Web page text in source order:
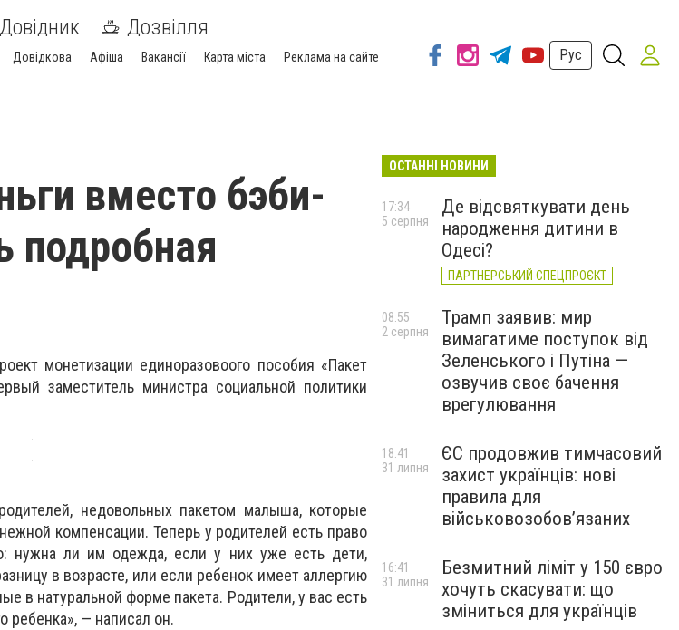
Довідник Дозвілля
Довідкова Афіша Вакансії Карта міста
Реклама на сайте
Рус
вместо бэби-
подробная
монетизации единоразовоого пособия «Пакет
заместитель министра социальной политики
недовольных пакетом малыша, которые
компенсации. Теперь у родителей есть право
нужна ли им одежда, если у них уже есть дети,
в возрасте, или если ребенок имеет аллергию
в натуральной форме пакета. Родители, у вас есть
ребенка», — написал он.
ОСТАННІ НОВИНИ
Де відсвяткувати день
народження дитини в
Одесі?
ПАРТНЕРСЬКИЙ СПЕЦПРОЄКТ
17:34
5 серпня
Трамп заявив: мир
вимагатиме поступок від
Зеленського і Путіна —
озвучив своє бачення
врегулювання
08:55
2 серпня
ЄС продовжив тимчасовий
захист українців: нові
правила для
військовозобов’язаних
18:41
31 липня
Безмитний ліміт у 150 євро
хочуть скасувати: що
зміниться для українців
16:41
31 липня